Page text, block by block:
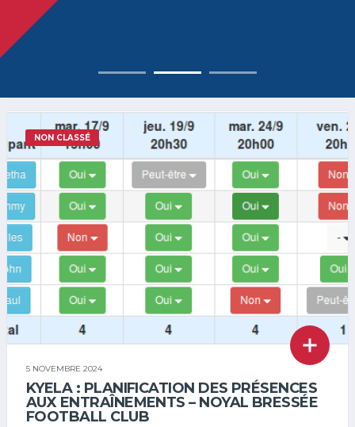
NON CLASSÉ
5 NOVEMBRE 2024
KYELA : PLANIFICATION DES PRÉSENCES
AUX ENTRAÎNEMENTS – NOYAL BRESSÉE
FOOTBALL CLUB